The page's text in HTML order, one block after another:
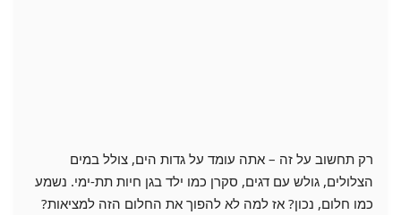
רק תחשוב על זה – אתה עומד על גדות הים, צולל במים
הצלולים, גולש עם דגים, סקרן כמו ילד בגן חיות תת-ימי. נשמע
כמו חלום, נכון? אז למה לא להפוך את החלום הזה למציאות?